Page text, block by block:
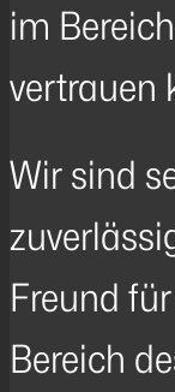
im
vertrauen
Wir sind
Freund
Bereich